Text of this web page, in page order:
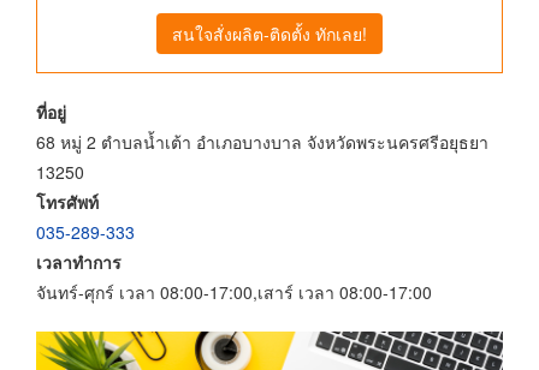
สนใจสั่งผลิต-ติดตั้ง ทักเลย!
ที่อยู่
68 หมู่ 2 ตำบลน้ำเต้า อำเภอบางบาล จังหวัดพระนครศรีอยุธยา
13250
โทรศัพท์
035-289-333
เวลาทำการ
จันทร์-ศุกร์ เวลา 08:00-17:00,เสาร์ เวลา 08:00-17:00